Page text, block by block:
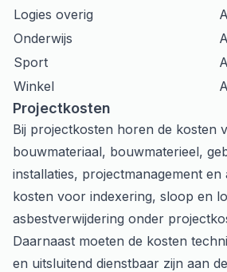
Logies overig
Onderwijs
Sport
Winkel
Projectkosten
Bij projectkosten horen de kosten
bouwmateriaal, bouwmaterieel,
installaties, projectmanagement en
kosten voor indexering, sloop en
asbestverwijdering onder
Daarnaast moeten de kosten
en uitsluitend dienstbaar zijn aan